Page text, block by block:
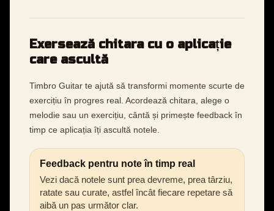
Exersează chitara cu o aplicație
care ascultă
Timbro Guitar te ajută să transformi momente scurte de
exercițiu în progres real. Acordează chitara, alege o
melodie sau un exercițiu, cântă și primește feedback în
timp ce aplicația îți ascultă notele.
Feedback pentru note în timp real
Vezi dacă notele sunt prea devreme, prea târziu,
ratate sau curate, astfel încât fiecare repetare să
aibă un pas următor clar.